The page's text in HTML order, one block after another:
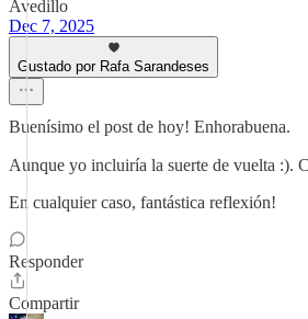
Avedillo
Dec 7, 2025
Gustado por Rafa Sarandeses
Buenísimo el post de hoy! Enhorabuena.
Aunque yo incluiría la suerte de vuelta :).
En cualquier caso, fantástica reflexión!
Responder
Compartir